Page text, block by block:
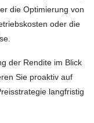
die Optimierung von
oder die
der Rendite im Blick
Sie proaktiv auf
langfristig